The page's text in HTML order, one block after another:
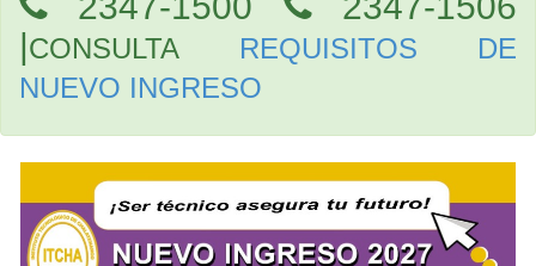
CONSULTA REQUISITOS DE
NUEVO INGRESO